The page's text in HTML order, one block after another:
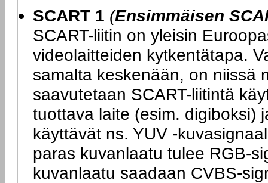
SCART 1 (Ensimmäisen
SCART-liitin on yleisin
videolaitteiden kytkentätapa.
samalta keskenään, on niissä
saavutetaan SCART-liitintä
tuottava laite (esim. digiboksi)
käyttävät ns. YUV -
paras kuvanlaatu tulee RGB-
kuvanlaatu saadaan CVBS-